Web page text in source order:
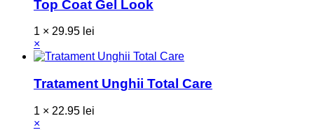
Top Coat Gel Look
1 × 29.95 lei
×
Tratament Unghii Total Care
1 × 22.95 lei
×